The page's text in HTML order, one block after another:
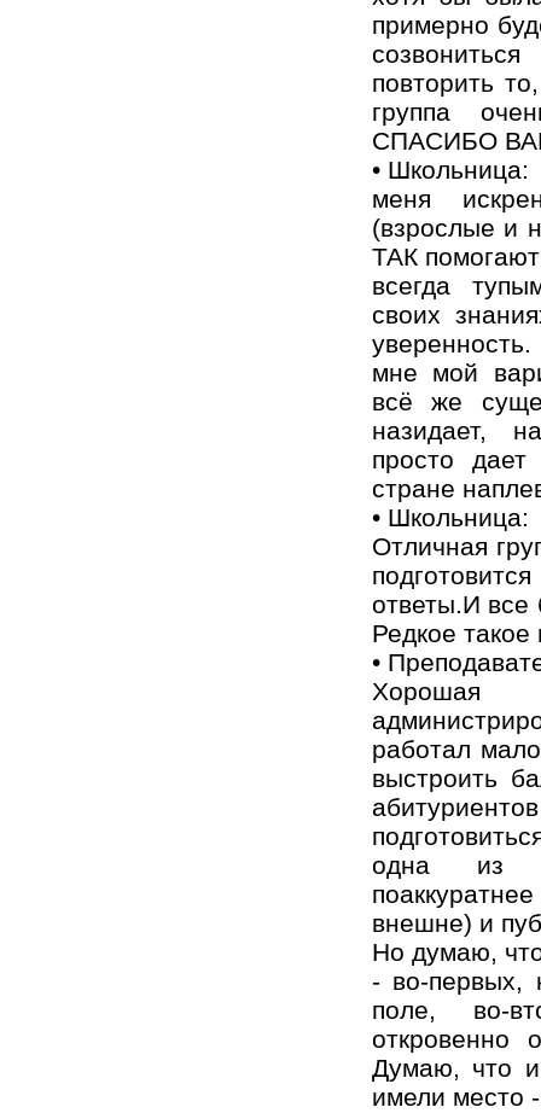
примерно
повторить
группа
СПАСИБО
• Школьница:
меня
(взрослые и
ТАК
всегда
своих
мне мой
всё же
назидает,
просто
стране
• Школьница:
Отличная
ответы.И все
Редкое
•
Хорошая
работал
выстроить
одна из
внешне) и
Но думаю,
- во-первых,
поле, во-
откровенно
Думаю, что
имели место